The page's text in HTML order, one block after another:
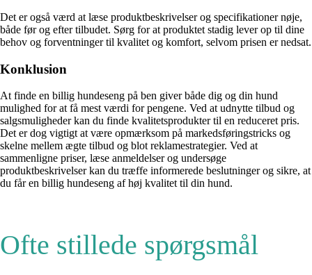
Det er også værd at læse produktbeskrivelser og specifikationer nøje,
både før og efter tilbudet. Sørg for at produktet stadig lever op til dine
behov og forventninger til kvalitet og komfort, selvom prisen er nedsat.
Konklusion
At finde en billig hundeseng på ben giver både dig og din hund
mulighed for at få mest værdi for pengene. Ved at udnytte tilbud og
salgsmuligheder kan du finde kvalitetsprodukter til en reduceret pris.
Det er dog vigtigt at være opmærksom på markedsføringstricks og
skelne mellem ægte tilbud og blot reklamestrategier. Ved at
sammenligne priser, læse anmeldelser og undersøge
produktbeskrivelser kan du træffe informerede beslutninger og sikre, at
du får en billig hundeseng af høj kvalitet til din hund.
Ofte stillede spørgsmål